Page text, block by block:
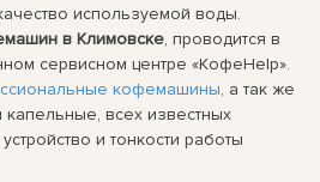
используемой воды.
в Климовске, проводится в
сервисном центре «КофеHelp».
кофемашины, а так же
всех известных
и тонкости работы